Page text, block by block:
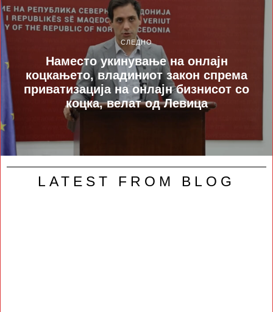
СЛЕДНО
Наместо укинување на онлајн
коцкањето, владиниот закон спрема
приватизација на онлајн бизнисот со
коцка, велат од Левица
LATEST FROM BLOG